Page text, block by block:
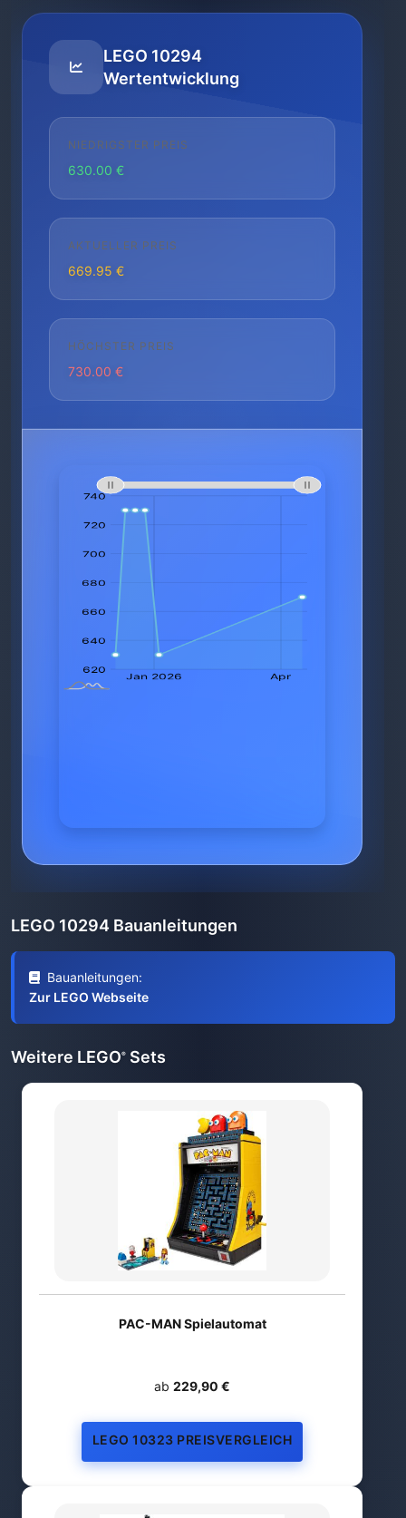
LEGO 10294
Wertentwicklung
NIEDRIGSTER PREIS
630.00 €
AKTUELLER PREIS
669.95 €
HÖCHSTER PREIS
730.00 €
LEGO 10294 Bauanleitungen
Bauanleitungen:
Zur LEGO Webseite
Weitere LEGO® Sets
PAC-MAN Spielautomat
ab 229,90 €
LEGO 10323 PREISVERGLEICH